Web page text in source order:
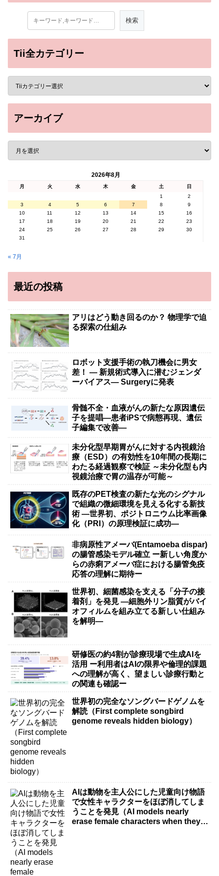
Tii全カテゴリー
アーカイブ
2026年8月
月 火 水 木 金 土
日
1
2
3
4 5 6 7 8
9
10
11 12 13 14 15
16
17
18 19 20 21 22
23
24
25 26 27 28 29
30
31
« 7月
最近の投稿
アリはどう動き回るのか？ 物理学で迫
る探索の仕組み
ロボット支援手術の執刀機会に男女
差！ — 新規術式導入に潜むジェンダ
ーバイアス— Surgeryに発表
骨髄不全・血液がんの新たな原因遺伝
子を提唱―患者iPSで病態再現、遺伝
子編集で改善―
未分化型早期胃がんに対する内視鏡治
療（ESD）の有効性を10年間の長期に
わたる経過観察で検証 ～未分化型も内
視鏡治療で胃の温存が可能～
既存のPET検査の新たな光のシグナル
で組織の微細環境を見える化する新技
術 ―世界初、ポジトロニウム比率画像
化（PRI）の原理検証に成功―
非病原性アメーバ(Entamoeba dispar)
の腸管感染モデル確立 ー新しい角度か
らの赤痢アメーバ症における腸管免疫
応答の理解に期待ー
世界初、細菌感染を支える「分子の接
着剤」を発見 ―細胞外リン脂質がバイ
オフィルムを組み立てる新しい仕組み
を解明―
研修医の約4割が診療現場で生成AIを
活用 ー利用者はAIの限界や倫理的課題
への理解が高く、望ましい診療行動と
の関連も確認ー
世界初の完全なソングバードゲノムを
解読（First complete songbird
genome reveals hidden biology）
AIは動物を主人公にした児童向け物語
で女性キャラクターをほぼ消してしま
うことを発見（AI models nearly
erase female characters when they